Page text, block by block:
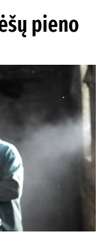
pieno